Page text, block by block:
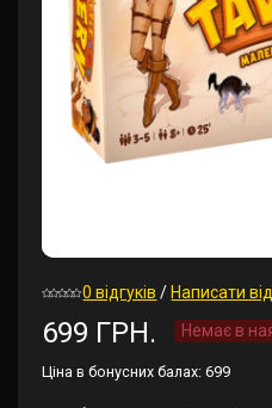
0 відгуків / Написати
699 ГРН. Немає в
Ціна в бонусних балах: 699